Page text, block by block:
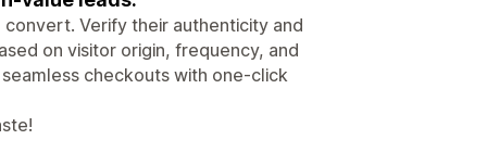
Verify their authenticity and
on visitor origin, frequency, and
checkouts with one-click